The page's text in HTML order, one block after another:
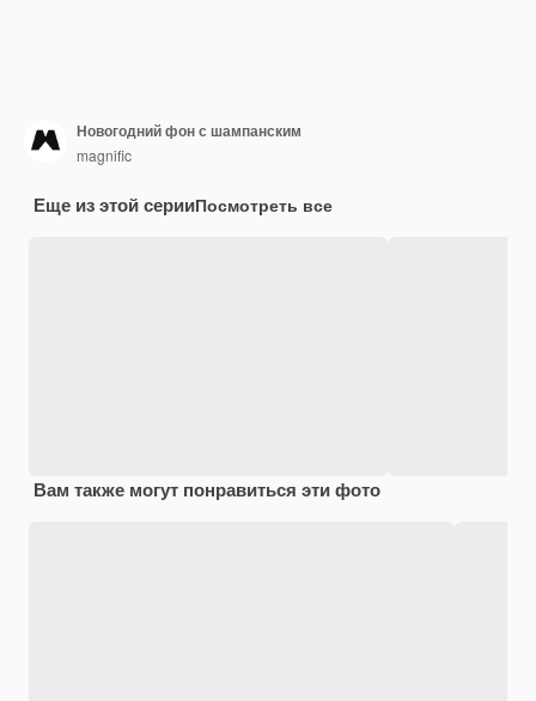
Новогодний фон с шампанским
magnific
Еще из этой серииПосмотреть все
Вам также могут понравиться эти фото